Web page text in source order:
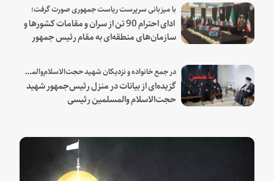
با میزبانی سرپرست ریاست جمهوری صورت گرفت؛
ادای احترام 90 تن از سران و مقامات کشورها و
سازمان‌های منطقه‌ای به مقام رئیس جمهور
در جمع خانواده و نزدیکان شهید حجت‌الاسلام‌والمسلمین رئیسی:
گزیده‌ای از بیانات در منزل رئیس‌جمهور شهید
حجت‌الاسلام والمسلمین رئیسی